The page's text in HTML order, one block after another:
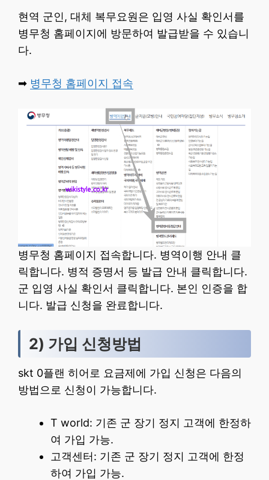
현역 군인, 대체 복무요원은 입영 사실 확인서를
병무청 홈페이지에 방문하여 발급받을 수 있습니
다.
➡ 병무청 홈페이지 접속
병무청 홈페이지 접속합니다. 병역이행 안내 클
릭합니다. 병적 증명서 등 발급 안내 클릭합니다.
군 입영 사실 확인서 클릭합니다. 본인 인증을 합
니다. 발급 신청을 완료합니다.
2) 가입 신청방법
skt 0플랜 히어로 요금제에 가입 신청은 다음의
방법으로 신청이 가능합니다.
T world: 기존 군 장기 정지 고객에 한정하
여 가입 가능.
고객센터: 기존 군 장기 정지 고객에 한정
하여 가입 가능.